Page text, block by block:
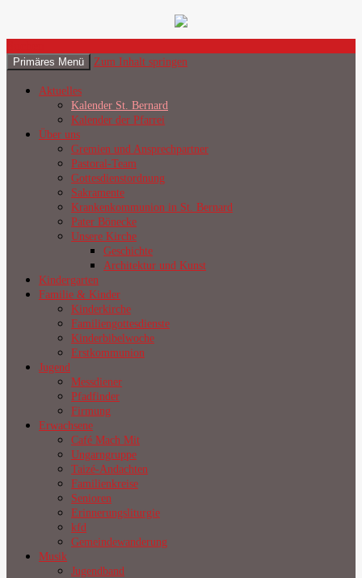
Katholische Gemeinde Sankt
Bernard Poppenbüttel
Primäres Menü Zum Inhalt springen
Aktuelles
Kalender St. Bernard
Kalender der Pfarrei
Über uns
Gremien und Ansprechpartner
Pastoral-Team
Gottesdienstordnung
Sakramente
Krankenkommunion in St. Bernard
Pater Bönecke
Unsere Kirche
Geschichte
Architektur und Kunst
Kindergarten
Familie & Kinder
Kinderkirche
Familiengottesdienste
Kinderbibelwoche
Erstkommunion
Jugend
Messdiener
Pfadfinder
Firmung
Erwachsene
Café Mach Mit
Ungarngruppe
Taizé-Andachten
Familienkreise
Senioren
Erinnerungsliturgie
kfd
Gemeindewanderung
Musik
Jugendband